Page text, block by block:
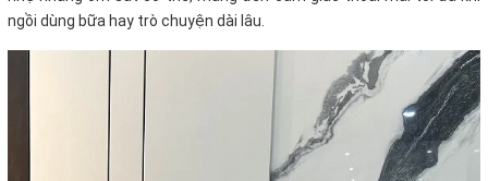
ngồi dùng bữa hay trò chuyện dài lâu.